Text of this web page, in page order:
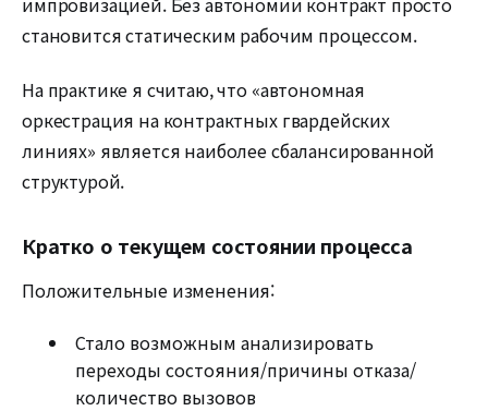
становится статическим рабочим процессом.
На практике я считаю, что «автономная
оркестрация на контрактных гвардейских
линиях» является наиболее сбалансированной
структурой.
Кратко о текущем состоянии процесса
Положительные изменения:
Стало возможным анализировать
переходы состояния/причины отказа/
количество вызовов